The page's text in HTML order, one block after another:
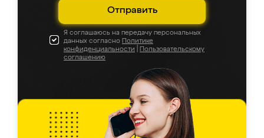
Отправить
Я соглашаюсь на передачу персональных
данных согласно Политике
конфиденциальности
Пользовательскому
соглашению